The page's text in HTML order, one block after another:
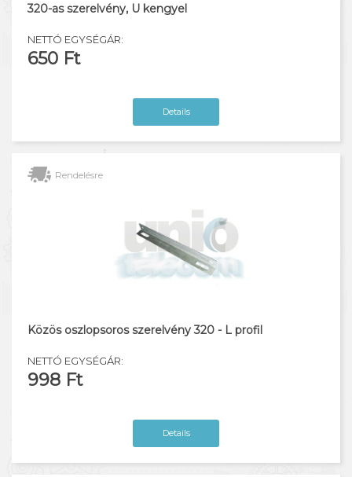
320-as szerelvény, U kengyel
NETTÓ EGYSÉGÁR:
650 Ft
Details
Rendelésre
Közös oszlopsoros szerelvény 320 - L profil
NETTÓ EGYSÉGÁR:
998 Ft
Details